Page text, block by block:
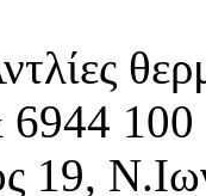
100
19,